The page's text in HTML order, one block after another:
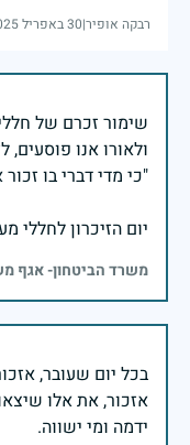
רבקה אופיר|30 באפריל 2025
שימור זכרם של
יום הזיכרון לחללי
משרד הביטחון- אגף
אזכור, את אלו